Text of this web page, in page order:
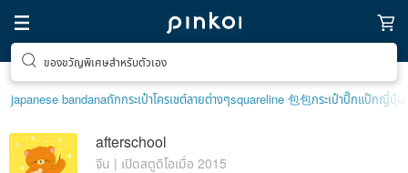
ของขวัญพิเศษสำหรับตัวเอง
japanese bandanaถักกระเป๋าโครเชต์ลายต่างๆsquareline 包包กระเป๋าปิ๊กแป๊กญี่ปุ่น
afterschool
จีน | เปิดสตูดิโอเมื่อ 2015